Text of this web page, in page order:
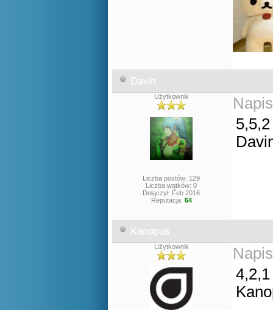
Davin
Użytkownik
Liczba postów: 129
Liczba wątków: 0
Dołączył: Feb 2016
Reputacja: 64
5,5,2
Kanopus
Użytkownik
4,2,1